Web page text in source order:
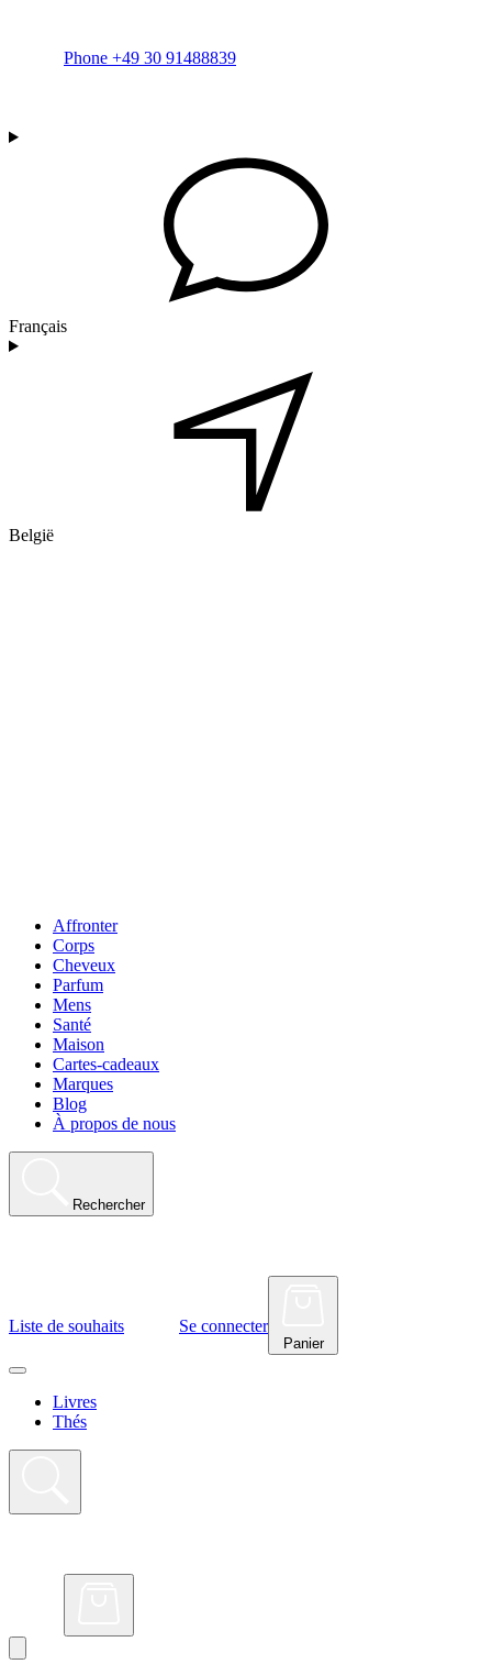
Phone +49 30 91488839
Français
België
Affronter
Corps
Cheveux
Parfum
Mens
Santé
Maison
Cartes-cadeaux
Marques
Blog
À propos de nous
Rechercher
Liste de souhaits Se connecter
Panier
Livres
Thés